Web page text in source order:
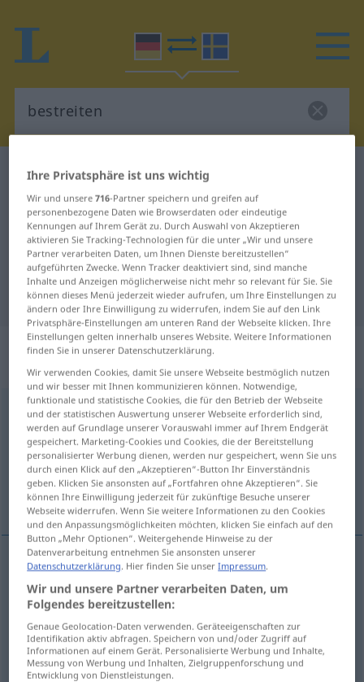
Deutsch-Schwedisch Wörterbuch
Deutsch-Schwedisch Übersetzung
für "bestreiten"
"bestreiten" Schwedisch
Übersetzung
„bestreiten“: transitives Verb,
transitives Zeitwort
bestreitenv/t
Übersicht aller Übersetzungen
(Für mehr Details die Übersetzung anklicken/antippen)
bestrida, förneka, bestrida, bekosta, stå för
bestrida, förneka bestreiten
bestrida, bekosta bestreiten Kosten
ståför bestreitensorgen für
Ihre Privatsphäre ist uns wichtig
Wir und unsere716-Partner speichern und greifen auf
personenbezogene Daten wie Browserdaten oder eindeutige
Kennungen auf Ihrem Gerät zu. Durch Auswahl von Akzeptieren
aktivieren Sie Tracking-Technologien für die unter „Wir und unsere
Partner verarbeiten Daten, um Ihnen Dienste bereitzustellen“
aufgeführten Zwecke. Wenn Tracker deaktiviert sind, sind manche
Inhalte und Anzeigen möglicherweise nicht mehr so relevant für Sie. Sie
können dieses Menü jederzeit wieder aufrufen, um Ihre Einstellungen zu
ändern oder Ihre Einwilligung zu widerrufen, indem Sie auf den Link
Privatsphäre-Einstellungen am unteren Rand der Webseite klicken. Ihre
Einstellungen gelten innerhalb unseres Website. Weitere Informationen
finden Sie in unserer Datenschutzerklärung.
Wir verwenden Cookies, damit Sie unsere Webseite bestmöglich nutzen
und wir besser mit Ihnen kommunizieren können. Notwendige,
funktionale und statistische Cookies, die für den Betrieb der Webseite
und der statistischen Auswertung unserer Webseite erforderlich sind,
werden auf Grundlage unserer Vorauswahl immer auf Ihrem Endgerät
gespeichert. Marketing-Cookies und Cookies, die der Bereitstellung
personalisierter Werbung dienen, werden nur gespeichert, wenn Sie uns
durch einen Klick auf den „Akzeptieren“-Button Ihr Einverständnis
geben. Klicken Sie ansonsten auf „Fortfahren ohne Akzeptieren“. Sie
können Ihre Einwilligung jederzeit für zukünftige Besuche unserer
Webseite widerrufen. Wenn Sie weitere Informationen zu den Cookies
und den Anpassungsmöglichkeiten möchten, klicken Sie einfach auf den
Button „Mehr Optionen“. Weitergehende Hinweise zu der
Datenverarbeitung entnehmen Sie ansonsten unserer
Datenschutzerklärung. Hier finden Sie unserImpressum.
Wir und unsere Partner verarbeiten Daten, um
Folgendes bereitzustellen:
Genaue Geolocation-Daten verwenden. Geräteeigenschaften zur
Identifikation aktiv abfragen. Speichern von und/oder Zugriff auf
Informationen auf einem Gerät. Personalisierte Werbung und Inhalte,
Messung von Werbung und Inhalten, Zielgruppenforschung und
Entwicklung von Dienstleistungen.